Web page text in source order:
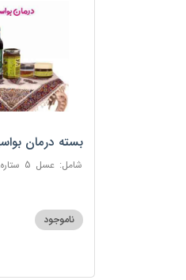
بسته درمان
شامل:
ناموجود